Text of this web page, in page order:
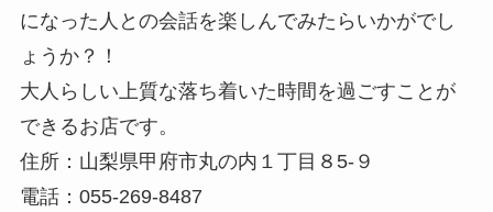
になった人との会話を楽しんでみたらいかがでし
ょうか？！
大人らしい上質な落ち着いた時間を過ごすことが
できるお店です。
住所：山梨県甲府市丸の内１丁目８5-９
電話：055-269-8487